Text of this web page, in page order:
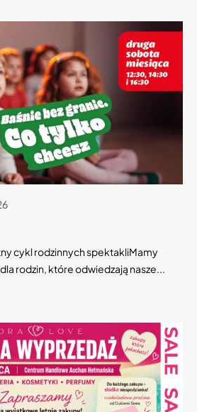
cykl rodzinnych spektakliMamy
rodzin, które odwiedzają nasze...